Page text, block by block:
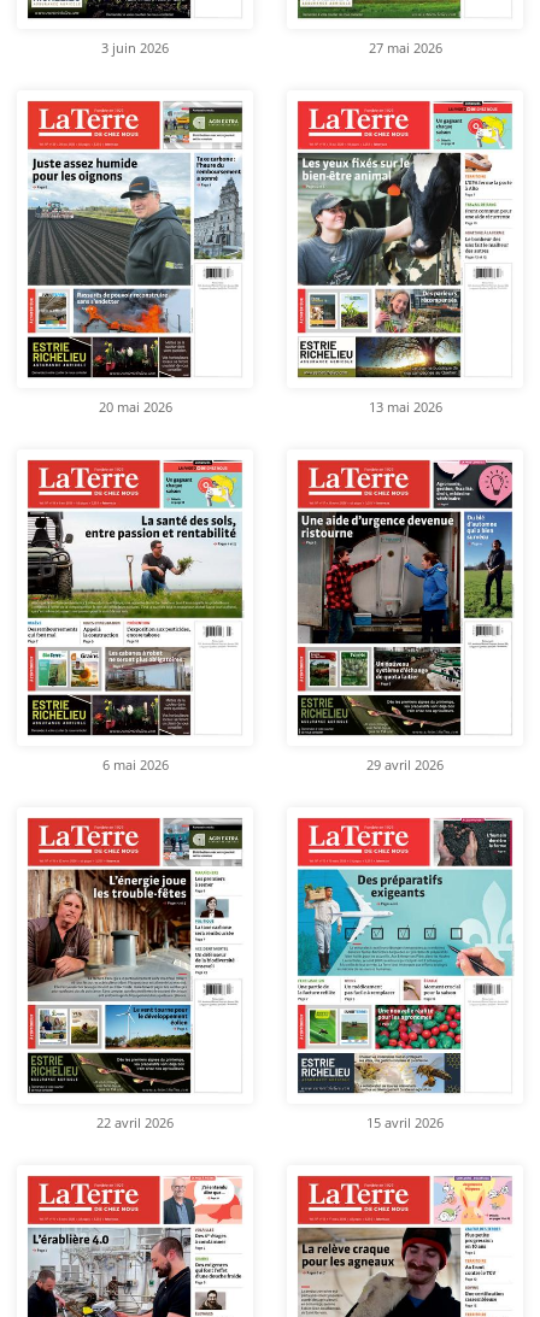
3 juin 2026 27 mai 2026
20 mai 2026 13 mai 2026
6 mai 2026 29 avril 2026
22 avril 2026 15 avril 2026